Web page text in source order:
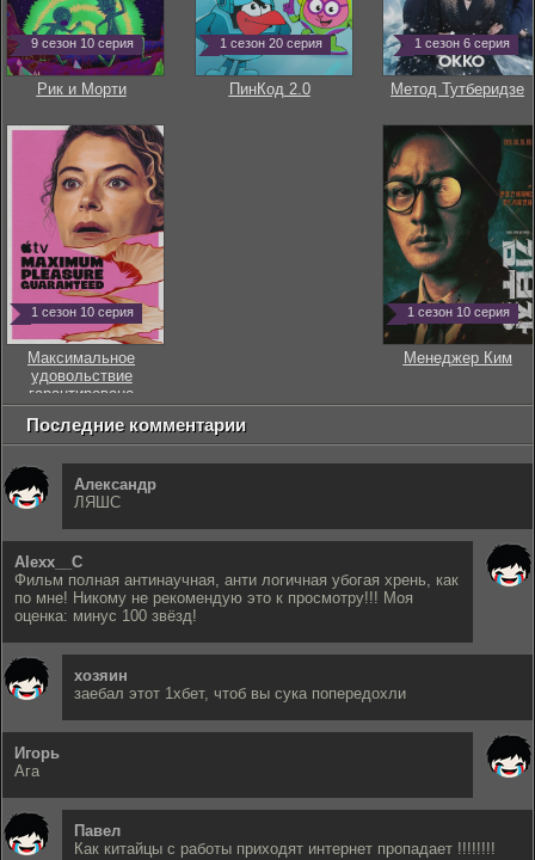
9 сезон 10 серия
Рик и Морти
1 сезон 20 серия
ПинКод 2.0
1 сезон 6 серия
Метод Тутберидзе
1 сезон 10 серия
Максимальное
удовольствие
гарантировано
1 сезон 10 серия
Менеджер Ким
Последние комментарии
Александр
ЛЯШС
Alexx__C
Фильм полная антинаучная, анти логичная убогая хрень, как
по мне! Никому не рекомендую это к просмотру!!! Моя
оценка: минус 100 звёзд!
хозяин
заебал этот 1хбет, чтоб вы сука попередохли
Игорь
Ага
Павел
Как китайцы с работы приходят интернет пропадает !!!!!!!!